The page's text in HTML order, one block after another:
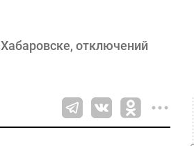
отключений